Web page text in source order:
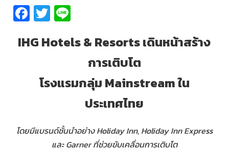
Fa
ce
b
T
wi
tt e
IHG Hotels & Resortsเดินหน้าสร้าง
การเติบโต
โรงแรมกลุ่ม Mainstreamใน
ประเทศไทย
โดยมีแบรนด์ชั้นนำอย่างHoliday Inn, Holiday Inn Express
และGarnerที่ช่วยขับเคลื่อนการเติบโต